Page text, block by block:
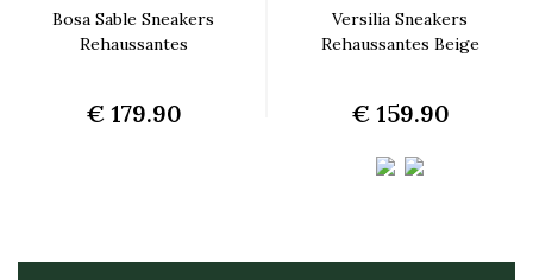
Bosa Sable Sneakers
Rehaussantes
€ 179.90
Versilia Sneakers
Rehaussantes Beige
€ 159.90